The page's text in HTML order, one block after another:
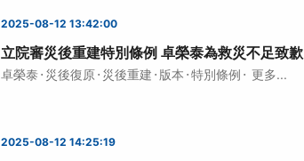
2025-08-12 13:42:00
立院審災後重建特別條例 卓榮泰為救災不足致歉
卓榮泰· 災後復原· 災後重建 · 版本 ·特別條例 · 更多...
2025-08-12 14:25:19